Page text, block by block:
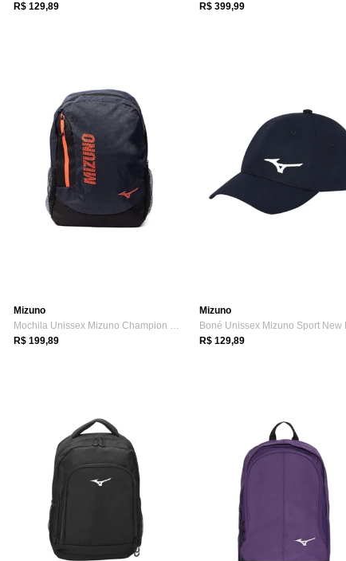
R$ 129,89
R$ 399,99
Mizuno
Mochila Unissex Mizuno Champion New Azul/Coral
R$ 199,89
Mizuno
R$ 129,89